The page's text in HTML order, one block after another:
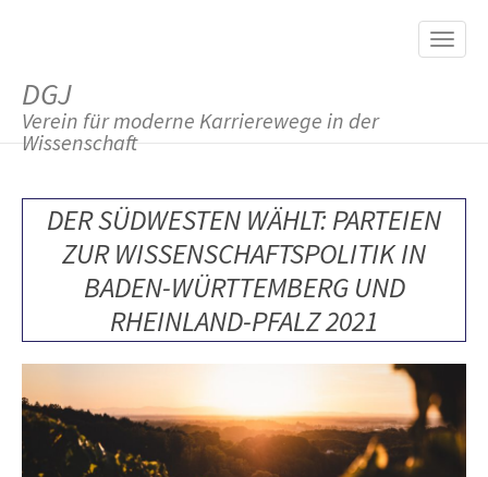
M
DGJ
Verein für moderne Karrierewege in der
Wissenschaft
DER SÜDWESTEN WÄHLT: PARTEIEN
ZUR WISSENSCHAFTSPOLITIK IN
BADEN-WÜRTTEMBERG UND
RHEINLAND-PFALZ 2021